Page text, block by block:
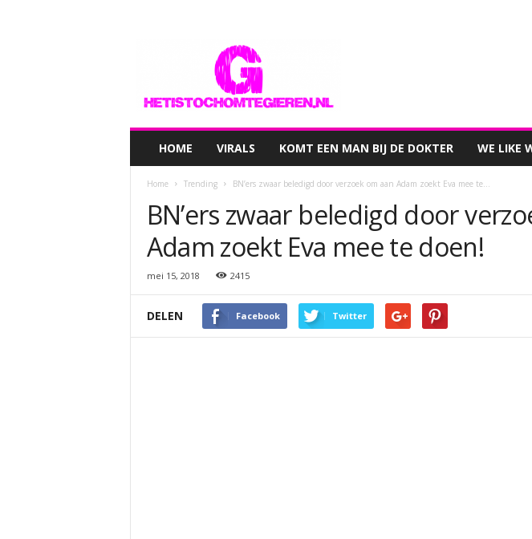
HOME VIRALS KOMT EEN MAN BIJ DE DOKTER WE LIKE
Home Trending BN’ers zwaar beledigd door verzoek om aan Adam zoekt Eva mee te...
BN’ers zwaar beledigd door
Adam zoekt Eva mee te doen!
mei 15, 2018 2415
DELEN Facebook Twitter